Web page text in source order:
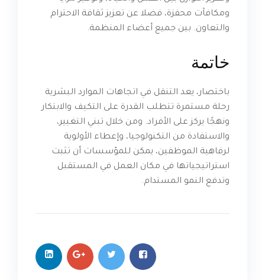
ومكافآت محفزة، فضلا عن تعزيز ثقافة الاحترام
والتعاون. بين جميع أعضاء المنظمة.
خاتمة
باختصار، يعد التنقل في اتجاهات الموارد البشرية
رحلة مستمرة تتطلب القدرة على التكيف والابتكار
ونهجًا يركز على الأفراد. ومن خلال تبني التغيير،
والاستفادة من التكنولوجيا، وإعطاء الأولوية
لرفاهية الموظفين، يمكن للمؤسسات أن تثبت
استراتيجياتها في مكان العمل في المستقبل
وتدفع النمو المستدام.